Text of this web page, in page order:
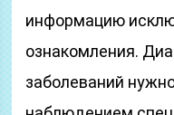
информацию
ознакомления.
заболеваний